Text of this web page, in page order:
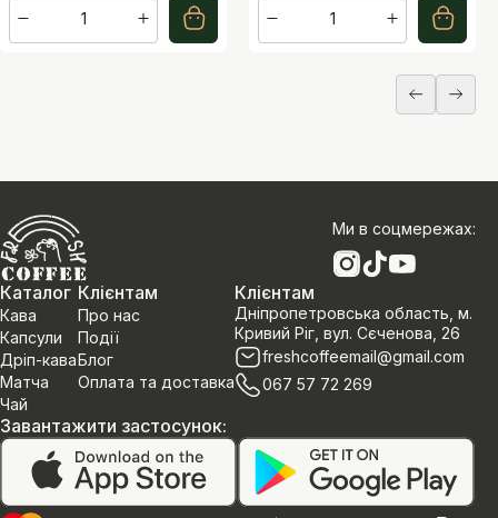
1 1
Ми в соцмережах:
Каталог
Кава
Капсули
Дріп-кава
Матча
Чай
Клієнтам
Про нас
Події
Блог
Оплата та доставка
Клієнтам
Дніпропетровська область, м.
Кривий Ріг, вул. Сєченова, 26
freshcoffeemail@gmail.com
067 57 72 269
Завантажити застосунок: